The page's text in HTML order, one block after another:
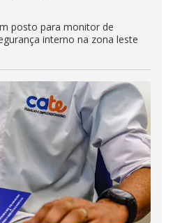
posto para monitor de
interno na zona leste